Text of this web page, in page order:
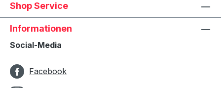
Shop Service
Informationen
Social-Media
Facebook